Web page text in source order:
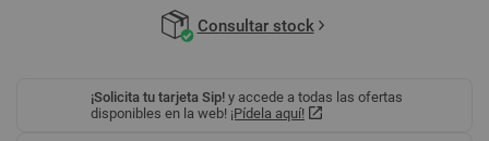
Consultar stock
¡Solicita tu tarjeta Sip! y accede a todas las ofertas
disponibles en la web! ¡Pídela aquí!